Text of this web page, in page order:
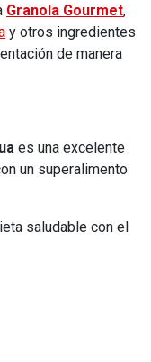
Granola Gourmet,
y otros ingredientes
de manera
es una excelente
un superalimento
saludable con el